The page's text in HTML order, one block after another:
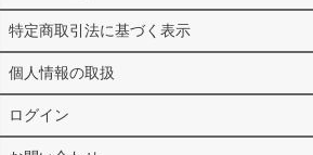
特定商取引法に基づく表示
個人情報の取扱
ログイン